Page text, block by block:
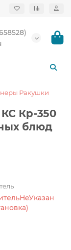
Ракушки
Кр-350
блюд